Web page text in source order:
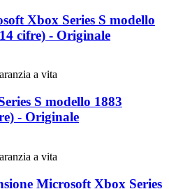
Xbox Series S modello
cifre) - Originale
a vita
S modello 1883
- Originale
a vita
Microsoft Xbox Series